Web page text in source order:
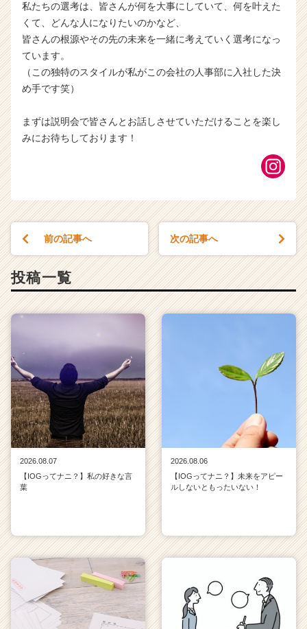
私たちの選考は、皆さんが何を大事にしていて、何を叶えた
くて、どんな人になりたいのかなど、
皆さんの根源やその先の未来を一緒に考えていく選考になっ
ています。
（この独特のスタイルが私がこの会社の人事部に入社した決
め手です笑）
まずは説明会で皆さんとお話しさせていただけることを楽し
みにお待ちしております！
前の記事へ 次の記事へ
投稿一覧
2026.08.07
【IOGってナニ？】私の好きな言
葉
2026.08.06
【IOGってナニ？】未来をアピー
ルしないともったいない！